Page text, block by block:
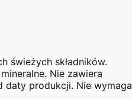
świeżych składników.
Nie zawiera
daty produkcji. Nie wymaga